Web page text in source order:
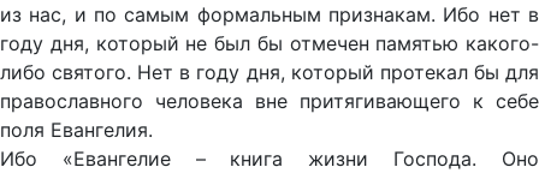
из нас, и по самым формальным признакам. Ибо нет в
году дня, который не был бы отмечен памятью какого-
либо святого. Нет в году дня, который протекал бы для
православного человека вне притягивающего к себе
поля Евангелия.
Ибо «Евангелие – книга жизни Господа. Оно